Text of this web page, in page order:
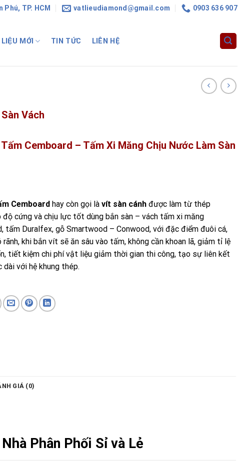
Phú, TP. HCM vatlieudiamond@gmail.com 0903 636 907
MỚI TIN TỨC LIÊN HỆ
Vách
Cemboard – Tấm Xi Măng Chịu Nước Làm Sàn
Cemboard hay còn gọi làvít sàn cánh được làm từ thép
độ cứng và chịu lực tốt dùng bắn sàn – vách tấm xi măng
tấm Duralfex, gỗ Smartwood – Conwood, với đặc điểm đuôi cá,
khi bắn vít sẽ ăn sâu vào tấm, không cần khoan lã, giảm tỉ lệ
tiết kiệm chi phí vật liệu giảm thời gian thi công, tạo sự liên kết
dài với hệ khung thép.
GIÁ (0)
Phân Phối Sỉ và Lẻ